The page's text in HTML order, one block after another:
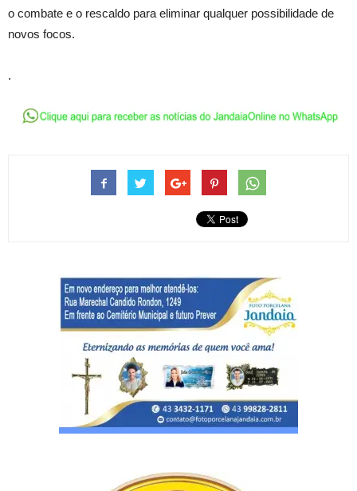
o combate e o rescaldo para eliminar qualquer possibilidade de
novos focos.
.